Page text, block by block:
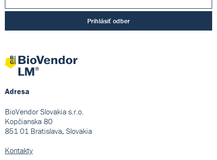
Prihlásiť odber
Adresa
BioVendor Slovakia s.r.o.
Kopčianska 80
851 01 Bratislava, Slovakia
Kontakty